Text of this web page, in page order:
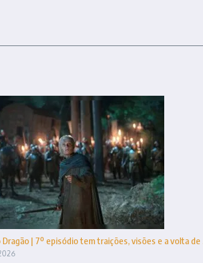
Dragão | 7º episódio tem traições, visões e a volta de ...